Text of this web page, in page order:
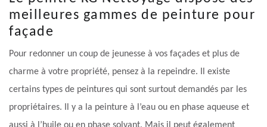
meilleures gammes de peinture pour
façade
Pour redonner un coup de jeunesse à vos façades et plus de
charme à votre propriété, pensez à la repeindre. Il existe
certains types de peintures qui sont surtout demandés par les
propriétaires. Il y a la peinture à l’eau ou en phase aqueuse et